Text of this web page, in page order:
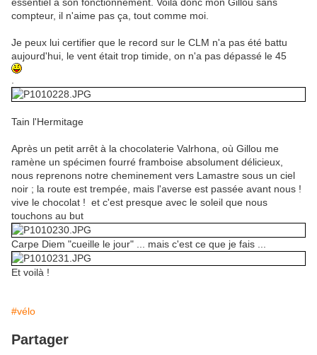
compteur, il n'aime pas ça, tout comme moi.
Je peux lui certifier que le record sur le CLM n'a pas été battu
aujourd'hui, le vent était trop timide, on n'a pas dépassé le 45
Tain l'Hermitage
Après un petit arrêt à la chocolaterie Valrhona, où Gillou me
ramène un spécimen fourré framboise absolument délicieux,
nous reprenons notre cheminement vers Lamastre sous un ciel
noir ; la route est trempée, mais l'averse est passée avant nous !
vive le chocolat ! et c'est presque avec le soleil que nous
touchons au but
Carpe Diem "cueille le jour" ... mais c'est ce que je fais ...
Et voilà !
#vélo
Partager